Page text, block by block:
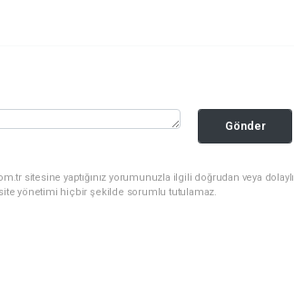
Gönder
sitesine yaptığınız yorumunuzla ilgili doğrudan veya dolaylı
yönetimi hiçbir şekilde sorumlu tutulamaz.